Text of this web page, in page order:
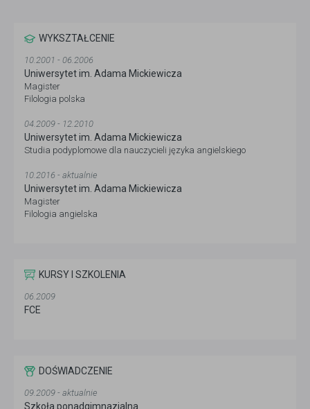
WYKSZTAŁCENIE
10.2001 - 06.2006
Uniwersytet im. Adama Mickiewicza
Magister
Filologia polska
04.2009 - 12.2010
Uniwersytet im. Adama Mickiewicza
Studia podyplomowe dla nauczycieli języka angielskiego
10.2016 - aktualnie
Uniwersytet im. Adama Mickiewicza
Magister
Filologia angielska
KURSY I SZKOLENIA
06.2009
FCE
DOŚWIADCZENIE
09.2009 - aktualnie
Szkoła ponadgimnazjalna